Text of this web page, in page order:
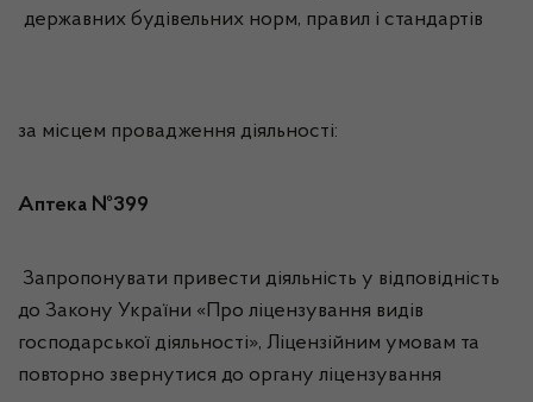
державних будівельних норм, правил і стандартів
за місцем провадження діяльності:
Аптека №399
Запропонувати привести діяльність у відповідність
до Закону України «Про ліцензування видів
господарської діяльності», Ліцензійним умовам та
повторно звернутися до органу ліцензування